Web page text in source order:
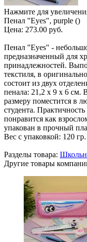
Нажмите для
Пенал "Eyes", purple ()
Цена: 273.00 руб.
Пенал "Eyes" -
предназначенный для
принадлежностей.
текстиля, в
состоит из двух
пенала: 21,2 х 9 х 6 см.
размеру поместится в
студента.
понравится как
упакован в прочный
Вес с упаковкой: 120
Разделы товара:
Другие товары